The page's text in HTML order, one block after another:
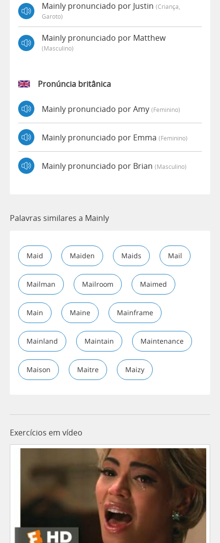
Mainly pronunciado por Justin (criança,
Garoto)
Mainly pronunciado por Matthew
(masculino)
Pronúncia britânica
Mainly pronunciado por Amy (feminino)
Mainly pronunciado por Emma (feminino)
Mainly pronunciado por Brian (masculino)
Palavras similares a Mainly
Maid Maiden Maids Mail
Mailman Mailroom Maimed
Main Maine Mainframe
Mainland Maintain Maintenance
Maison Maitre Maizy
Exercícios em vídeo